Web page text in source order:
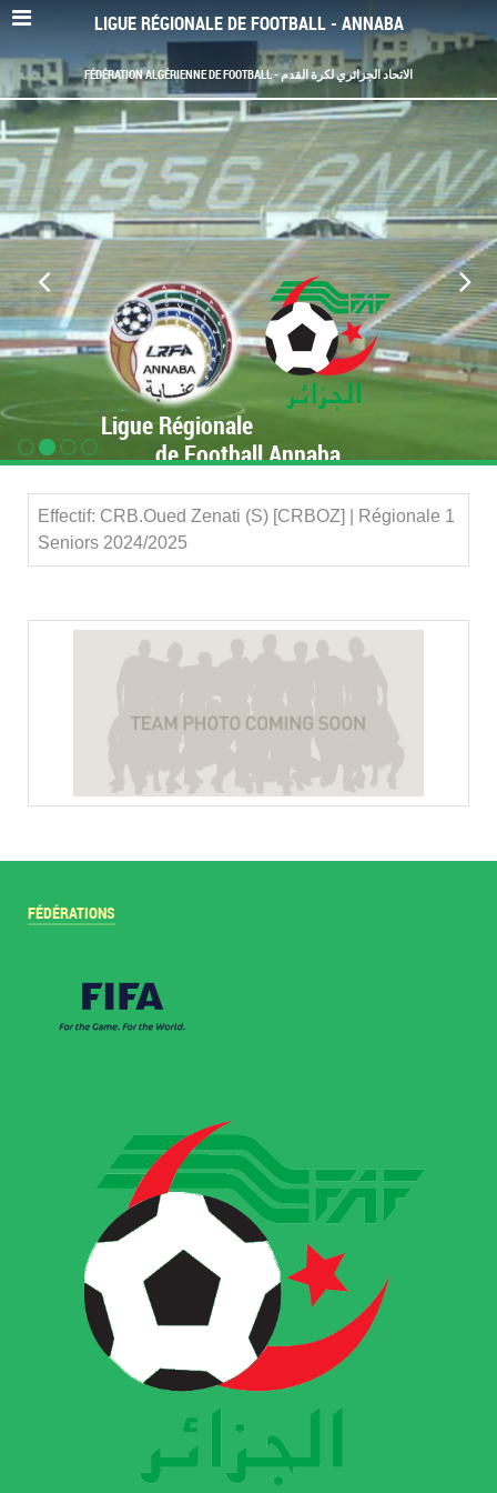
LIGUE RÉGIONALE DE FOOTBALL - ANNABA
FÉDÉRATION ALGÉRIENNE DE FOOTBALL - الاتحاد الجزائري لكرة القدم
Ligue Régionale
de Football Annaba
Effectif: CRB.Oued Zenati (S) [CRBOZ] | Régionale 1
Seniors 2024/2025
FÉDÉRATIONS